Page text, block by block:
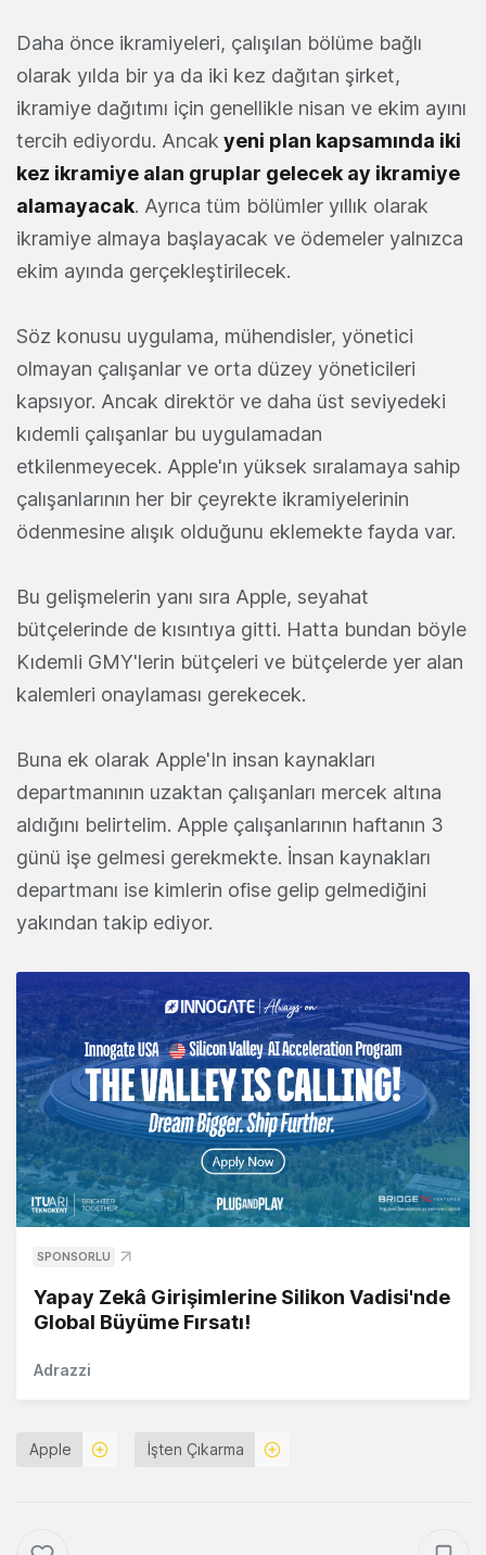
Daha önce ikramiyeleri, çalışılan bölüme bağlı
olarak yılda bir ya da iki kez dağıtan şirket,
ikramiye dağıtımı için genellikle nisan ve ekim ayını
tercih ediyordu. Ancak yeni plan kapsamında iki
kez ikramiye alan gruplar gelecek ay ikramiye
alamayacak. Ayrıca tüm bölümler yıllık olarak
ikramiye almaya başlayacak ve ödemeler yalnızca
ekim ayında gerçekleştirilecek.
Söz konusu uygulama, mühendisler, yönetici
olmayan çalışanlar ve orta düzey yöneticileri
kapsıyor. Ancak direktör ve daha üst seviyedeki
kıdemli çalışanlar bu uygulamadan
etkilenmeyecek. Apple'ın yüksek sıralamaya sahip
çalışanlarının her bir çeyrekte ikramiyelerinin
ödenmesine alışık olduğunu eklemekte fayda var.
Bu gelişmelerin yanı sıra Apple, seyahat
bütçelerinde de kısıntıya gitti. Hatta bundan böyle
Kıdemli GMY'lerin bütçeleri ve bütçelerde yer alan
kalemleri onaylaması gerekecek.
Buna ek olarak Apple'In insan kaynakları
departmanının uzaktan çalışanları mercek altına
aldığını belirtelim. Apple çalışanlarının haftanın 3
günü işe gelmesi gerekmekte. İnsan kaynakları
departmanı ise kimlerin ofise gelip gelmediğini
yakından takip ediyor.
SPONSORLU
Yapay Zekâ Girişimlerine Silikon Vadisi'nde
Global Büyüme Fırsatı!
Adrazzi
Apple İşten Çıkarma